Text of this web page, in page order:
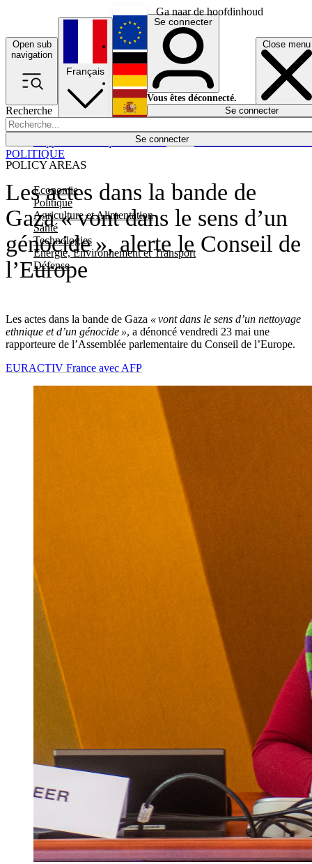
Ga naar de hoofdinhoud
Open sub
navigation
Close menu
Recherche
Se connecter
POLICY AREAS
Economie
Politique
Agriculture et Alimentation
Santé
Technologies
Energie, Environnement et Transport
Défense
Économie
Français
English
Deutsch
Español
Se connecter
Vous êtes déconnecté.
Se connecter
Les actes dans la bande de
Gaza « vont dans le sens d’un
génocide », alerte le Conseil de
l’Europe
Les actes dans la bande de Gaza « vont dans le sens d’un nettoyage
ethnique et d’un génocide », a dénoncé vendredi 23 mai une
rapporteure de l’Assemblée parlementaire du Conseil de l’Europe.
POLITIQUE
EURACTIV France avec AFP